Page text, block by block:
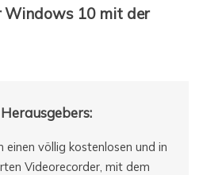
Windows 10 mit der
einen völlig kostenlosen und in
Videorecorder, mit dem